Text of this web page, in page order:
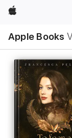
Apple
Apple Books
Navigation
Menü
öffnen